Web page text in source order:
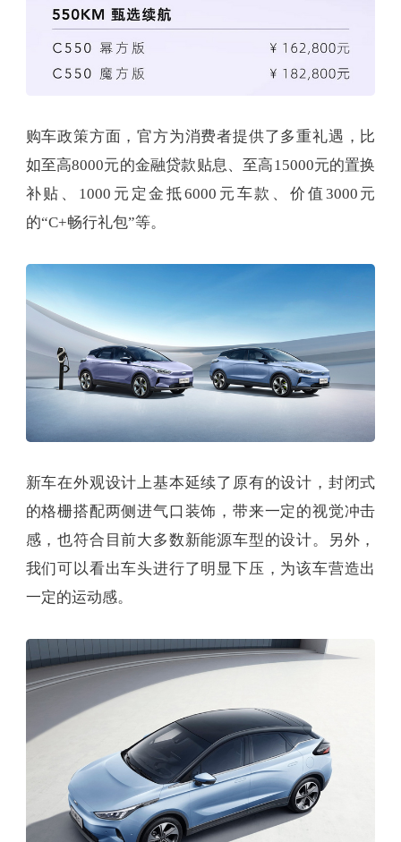
购车政策方面，官方为消费者提供了多重礼遇，比
如至高8000元的金融贷款贴息、至高15000元的置换
补贴、1000元定金抵6000元车款、价值3000元
的“C+畅行礼包”等。
新车在外观设计上基本延续了原有的设计，封闭式
的格栅搭配两侧进气口装饰，带来一定的视觉冲击
感，也符合目前大多数新能源车型的设计。另外，
我们可以看出车头进行了明显下压，为该车营造出
一定的运动感。